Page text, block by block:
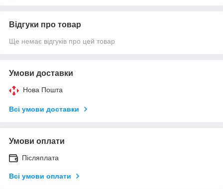
Відгуки про товар
Ще немає відгуків про цей товар
Умови доставки
Нова Пошта
Всі умови доставки
Умови оплати
Післяплата
Всі умови оплати